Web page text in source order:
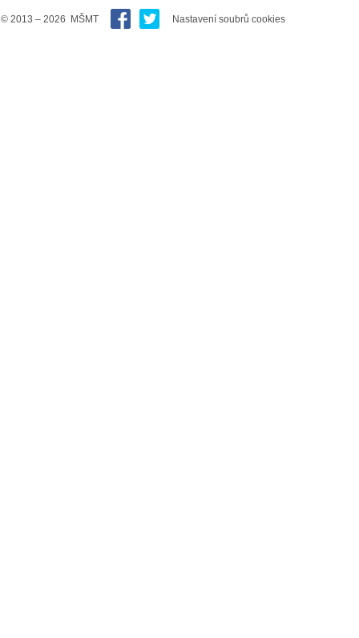
© 2013 – 2026 MŠMT Nastavení soubrů cookies